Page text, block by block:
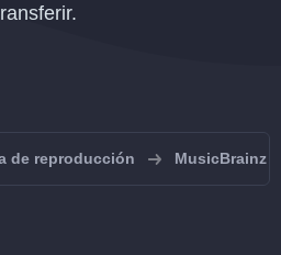
de reproducción MusicBrainz